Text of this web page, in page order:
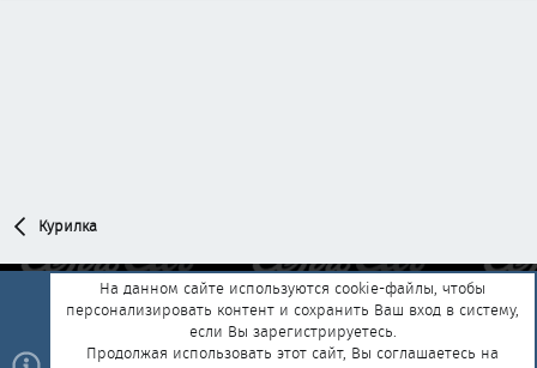
Курилка
Обратная связь
Условия и правила
Политика конфиденциальности
Помощь Главная
R
На данном сайте используются cookie-файлы, чтобы
персонализировать контент и сохранить Ваш вход в систему,
если Вы зарегистрируетесь.
Продолжая использовать этот сайт, Вы соглашаетесь на